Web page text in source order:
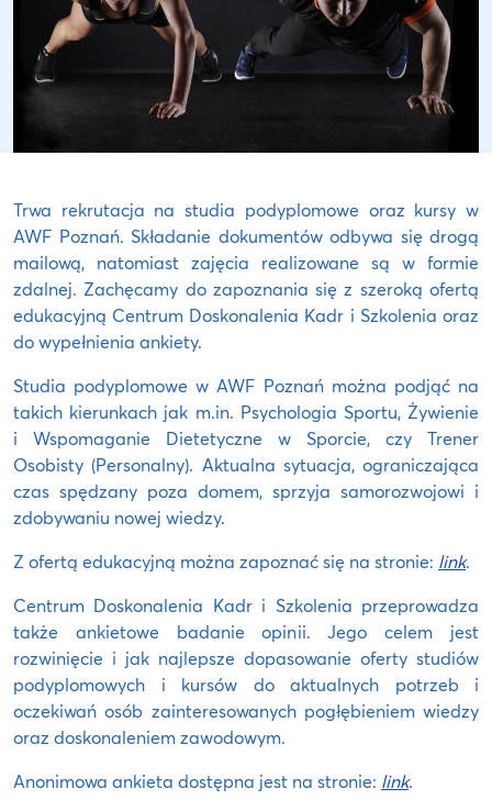
Trwa rekrutacja na studia podyplomowe oraz kursy w
AWF Poznań. Składanie dokumentów odbywa się drogą
mailową, natomiast zajęcia realizowane są w formie
zdalnej. Zachęcamy do zapoznania się z szeroką ofertą
edukacyjną Centrum Doskonalenia Kadr i Szkolenia oraz
do wypełnienia ankiety.
Studia podyplomowe w AWF Poznań można podjąć na
takich kierunkach jak m.in. Psychologia Sportu, Żywienie
i Wspomaganie Dietetyczne w Sporcie, czy Trener
Osobisty (Personalny). Aktualna sytuacja, ograniczająca
czas spędzany poza domem, sprzyja samorozwojowi i
zdobywaniu nowej wiedzy.
Z ofertą edukacyjną można zapoznać się na stronie: link.
Centrum Doskonalenia Kadr i Szkolenia przeprowadza
także ankietowe badanie opinii. Jego celem jest
rozwinięcie i jak najlepsze dopasowanie oferty studiów
podyplomowych i kursów do aktualnych potrzeb i
oczekiwań osób zainteresowanych pogłębieniem wiedzy
oraz doskonaleniem zawodowym.
Anonimowa ankieta dostępna jest na stronie: link.